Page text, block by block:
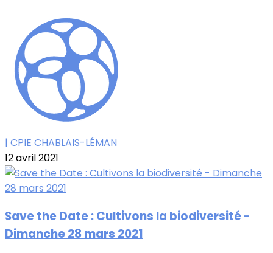
| CPIE CHABLAIS-LÉMAN
12 avril 2021
Save the Date : Cultivons la biodiversité -
Dimanche 28 mars 2021